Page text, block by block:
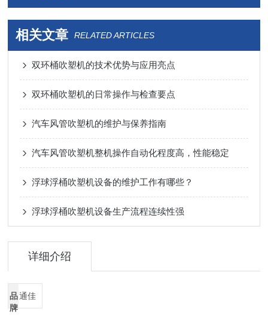
相关文章 RELATED ARTICLES
双环桶吹塑机的技术优势与应用亮点
双环桶吹塑机的日常操作与检查要点
汽车风管吹塑机的维护与保养指南
汽车风管吹塑机整机操作自动化程度高，性能稳定
浮球浮桶吹塑机设备的维护工作有哪些？
浮球浮桶吹塑机设备生产流程连续性强
详细介绍
品
牌
通佳